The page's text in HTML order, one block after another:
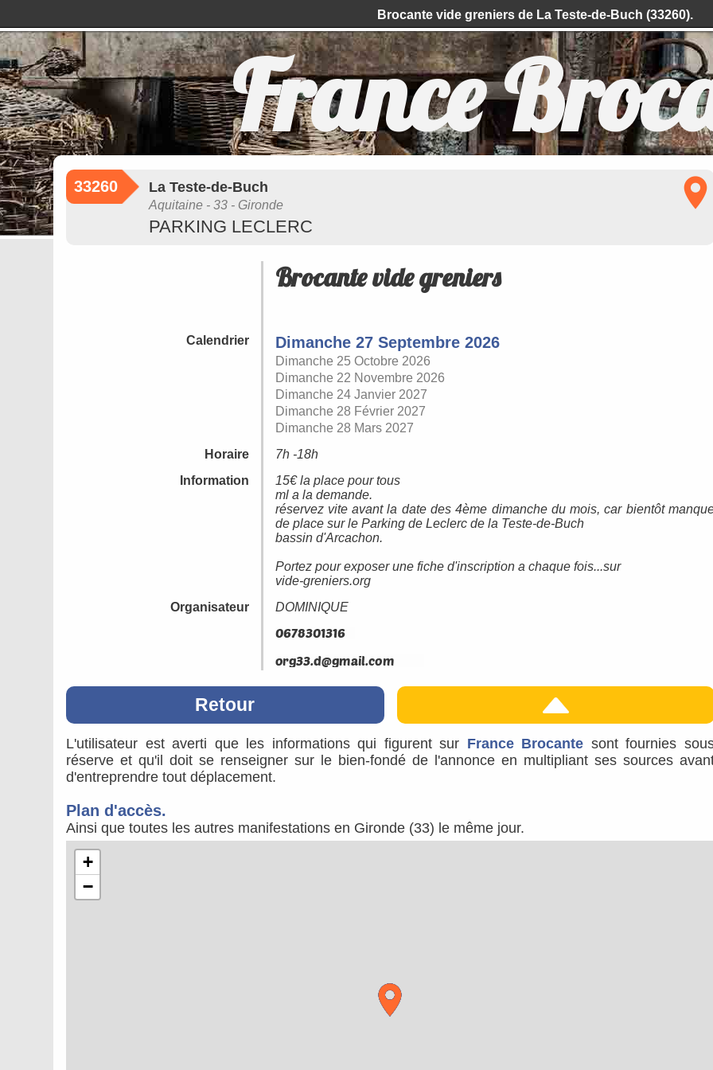
Brocante vide greniers de La Teste-de-Buch (33260).
France
33260 La Teste-de-Buch
Aquitaine - 33 - Gironde
PARKING LECLERC
Brocante vide greniers
Calendrier Dimanche 27 Septembre 2026
Dimanche 25 Octobre 2026
Dimanche 22 Novembre 2026
Dimanche 24 Janvier 2027
Dimanche 28 Février 2027
Dimanche 28 Mars 2027
Horaire
7h -18h
Information
15€ la place pour tous
ml a la demande.
réservez vite avant la date des 4ème dimanche du mois, car bientôt
de place sur le Parking de Leclerc de la Teste-de-Buch
bassin d'Arcachon.
Portez pour exposer une fiche d'inscription a chaque fois...sur
vide-greniers.org
Organisateur
DOMINIQUE
Retour
L'utilisateur est averti que les informations qui figurent sur France Brocante sont fournies
réserve et qu'il doit se renseigner sur le bien-fondé de l'annonce en multipliant ses sources
d'entreprendre tout déplacement.
Plan d'accès.
Ainsi que toutes les autres manifestations en Gironde (33) le même jour.
+
−